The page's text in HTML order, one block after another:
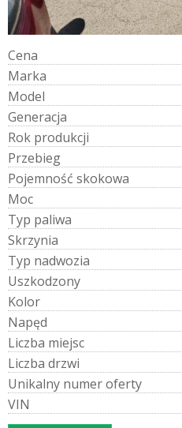
Cena
Marka
Model
Generacja
Rok produkcji
Przebieg
Pojemność skokowa
Moc
Typ paliwa
Skrzynia
Typ nadwozia
Uszkodzony
Kolor
Napęd
Liczba miejsc
Liczba drzwi
Unikalny numeroferty
VIN